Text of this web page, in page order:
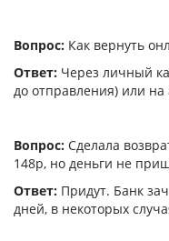
Вопрос: Как вернуть
Ответ: Через личный
до отправления) или на
Вопрос: Сделала
148р, но деньги не
Ответ: Придут. Банк
дней, в некоторых